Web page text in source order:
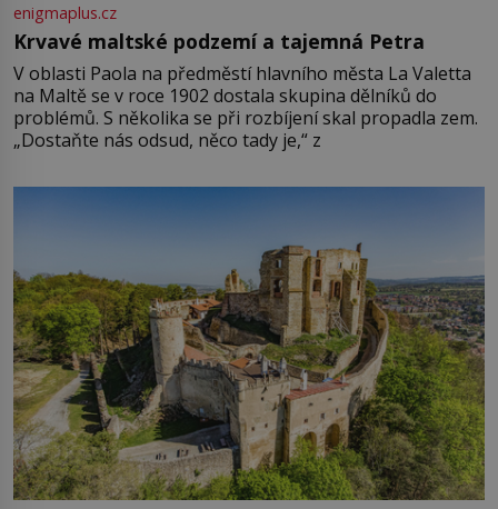
enigmaplus.cz
Krvavé maltské podzemí a tajemná Petra
V oblasti Paola na předměstí hlavního města La Valetta
na Maltě se v roce 1902 dostala skupina dělníků do
problémů. S několika se při rozbíjení skal propadla zem.
„Dostaňte nás odsud, něco tady je,“ z